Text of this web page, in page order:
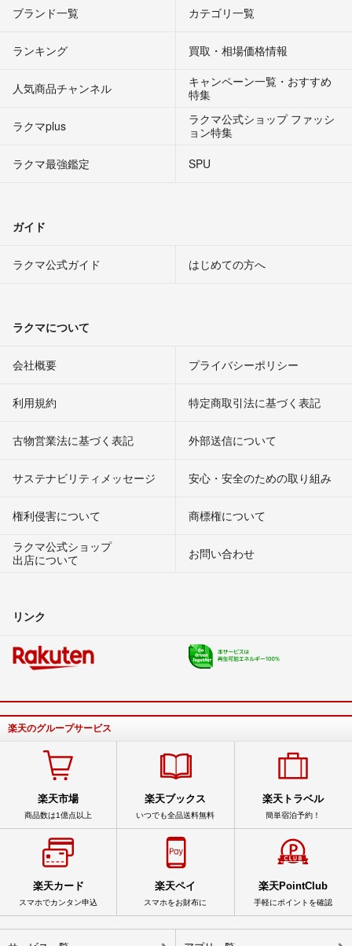
ブランド一覧 カテゴリ一覧
ランキング 買取・相場価格情報
人気商品チャンネル
キャンペーン一覧・おすすめ
特集
ラクマplus
ラクマ公式ショップ ファッシ
ョン特集
ラクマ最強鑑定
SPU
ガイド
ラクマ公式ガイド はじめての方へ
ラクマについて
会社概要 プライバシーポリシー
利用規約 特定商取引法に基づく表記
古物営業法に基づく表記 外部送信について
サステナビリティメッセージ 安心・安全のための取り組み
権利侵害について
商標権について
ラクマ公式ショップ
出店について
お問い合わせ
リンク
楽天のグループサービス
楽天市場
商品数は1億点以上
楽天ブックス
いつでも全品送料無料
楽天トラベル
簡単宿泊予約！
楽天カード
スマホでカンタン申込
楽天ペイ
スマホをお財布に
楽天PointClub
手軽にポイントを確認